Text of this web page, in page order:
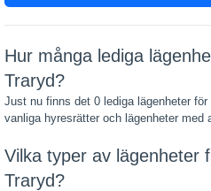
Hur många lediga
Traryd?
Just nu finns det 0 lediga lägenheter
vanliga hyresrätter och lägenheter med
Vilka typer av lägenheter
Traryd?